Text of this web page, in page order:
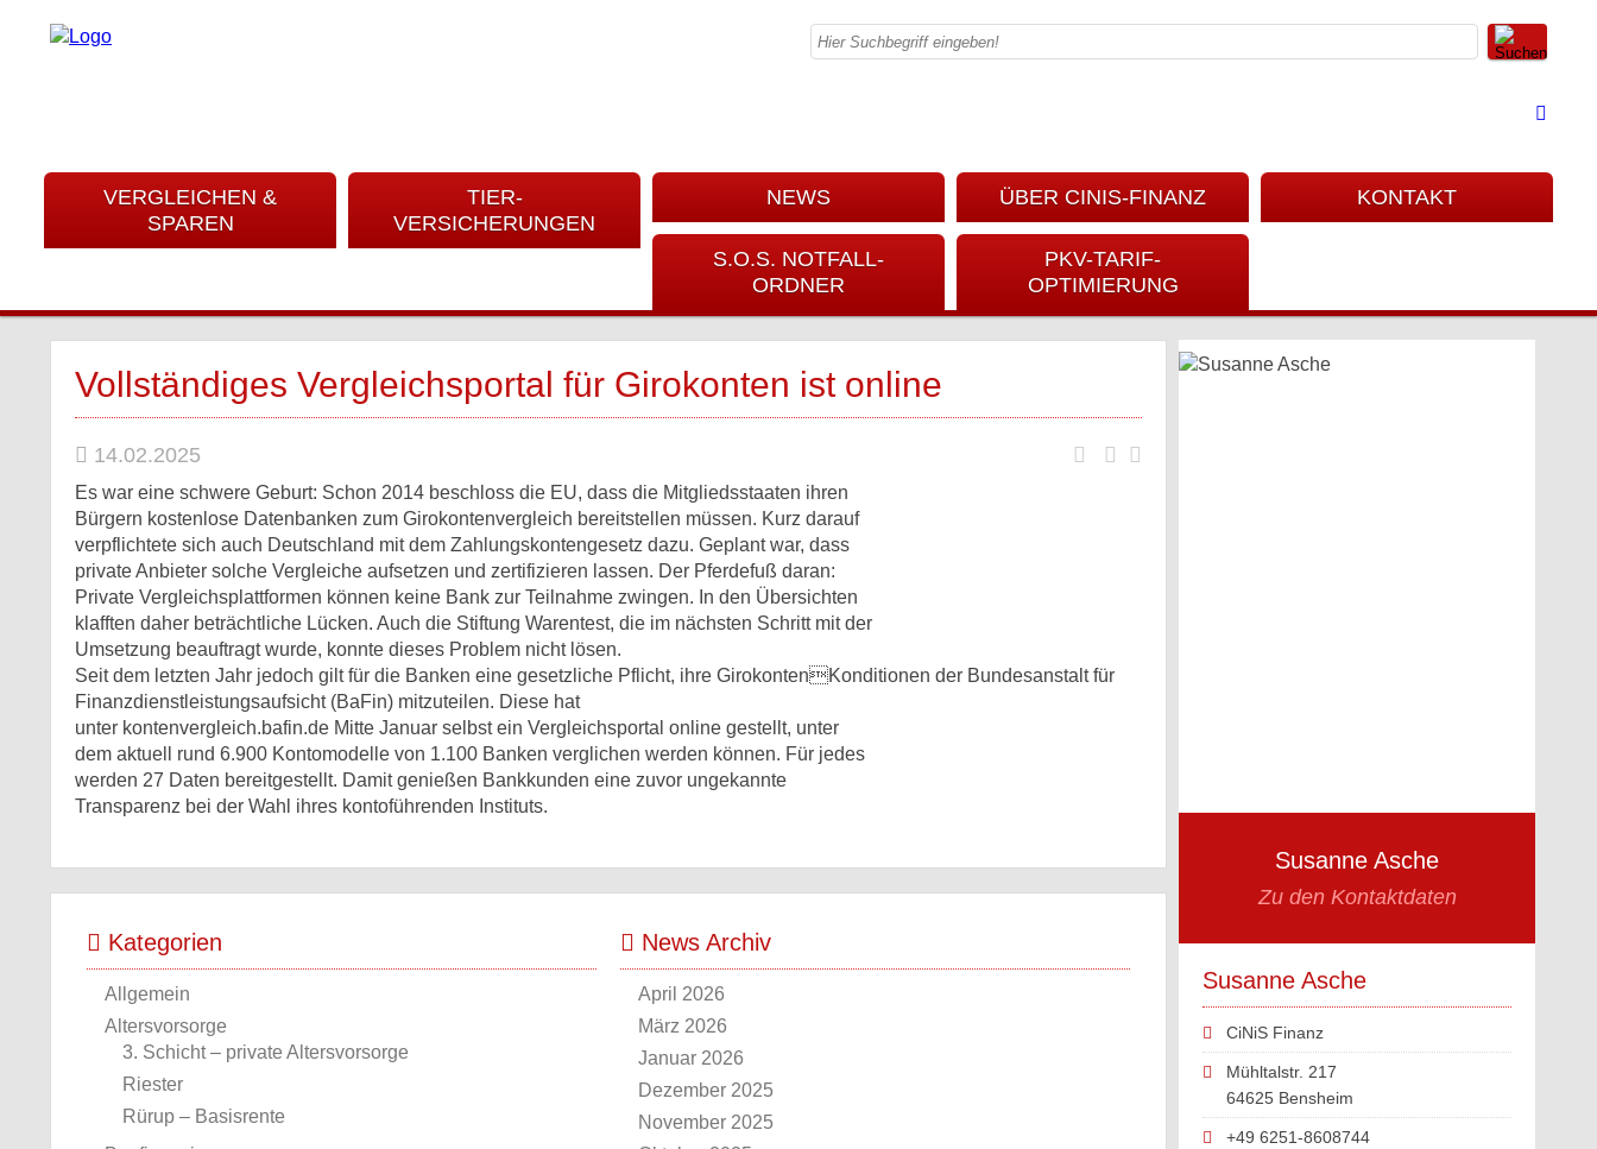
VERGLEICHEN &
SPAREN
TIER-
VERSICHERUNGEN
NEWS ÜBER CINIS-FINANZ KONTAKT
S.O.S. NOTFALL-
ORDNER
PKV-TARIF-
OPTIMIERUNG
Susanne Asche
Zu den Kontaktdaten
Susanne Asche
CiNiS Finanz
Mühltalstr. 217
64625 Bensheim
+49 6251-8608744
Vollständiges Vergleichsportal für Girokonten ist online
14.02.2025
Es war eine schwere Geburt: Schon 2014 beschloss die EU, dass die Mitgliedsstaaten ihren
Bürgern kostenlose Datenbanken zum Girokontenvergleich bereitstellen müssen. Kurz darauf
verpflichtete sich auch Deutschland mit dem Zahlungskontengesetz dazu. Geplant war, dass
private Anbieter solche Vergleiche aufsetzen und zertifizieren lassen. Der Pferdefuß daran:
Private Vergleichsplattformen können keine Bank zur Teilnahme zwingen. In den Übersichten
klafften daher beträchtliche Lücken. Auch die Stiftung Warentest, die im nächsten Schritt mit der
Umsetzung beauftragt wurde, konnte dieses Problem nicht lösen.
Seit dem letzten Jahr jedoch gilt für die Banken eine gesetzliche Pflicht, ihre GirokontenKonditionen der Bundesanstalt für
Finanzdienstleistungsaufsicht (BaFin) mitzuteilen. Diese hat
unter kontenvergleich.bafin.de Mitte Januar selbst ein Vergleichsportal online gestellt, unter
dem aktuell rund 6.900 Kontomodelle von 1.100 Banken verglichen werden können. Für jedes
werden 27 Daten bereitgestellt. Damit genießen Bankkunden eine zuvor ungekannte
Transparenz bei der Wahl ihres kontoführenden Instituts.
Kategorien
Allgemein
Altersvorsorge
3. Schicht – private Altersvorsorge
Riester
Rürup – Basisrente
News Archiv
April 2026
März 2026
Januar 2026
Dezember 2025
November 2025